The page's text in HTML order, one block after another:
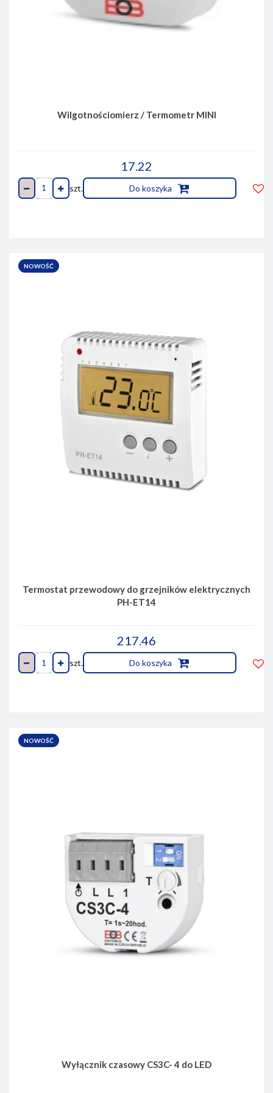
Wilgotnościomierz / Termometr MINI
17.22
szt. Do koszyka
NOWOŚĆ
Termostat przewodowy do grzejników elektrycznych
PH-ET14
217.46
szt. Do koszyka
NOWOŚĆ
Wyłącznik czasowy CS3C- 4 do LED